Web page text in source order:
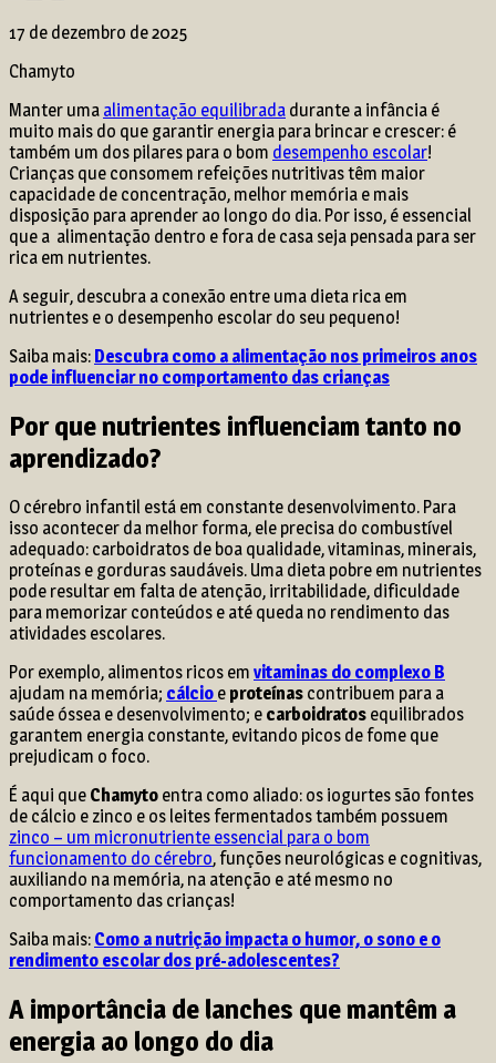
17 de dezembro de 2025
Chamyto
Manter uma alimentação equilibrada durante a infância é
muito mais do que garantir energia para brincar e crescer: é
também um dos pilares para o bom desempenho escolar!
Crianças que consomem refeições nutritivas têm maior
capacidade de concentração, melhor memória e mais
disposição para aprender ao longo do dia. Por isso, é essencial
que a alimentação dentro e fora de casa seja pensada para ser
rica em nutrientes.
A seguir, descubra a conexão entre uma dieta rica em
nutrientes e o desempenho escolar do seu pequeno!
Saiba mais: Descubra como a alimentação nos primeiros anos
pode influenciar no comportamento das crianças
Por que nutrientes influenciam tanto no
aprendizado?
O cérebro infantil está em constante desenvolvimento. Para
isso acontecer da melhor forma, ele precisa do combustível
adequado: carboidratos de boa qualidade, vitaminas, minerais,
proteínas e gorduras saudáveis. Uma dieta pobre em nutrientes
pode resultar em falta de atenção, irritabilidade, dificuldade
para memorizar conteúdos e até queda no rendimento das
atividades escolares.
Por exemplo, alimentos ricos em vitaminas do complexo B
ajudam na memória; cálcio e proteínas contribuem para a
saúde óssea e desenvolvimento; e carboidratos equilibrados
garantem energia constante, evitando picos de fome que
prejudicam o foco.
É aqui que Chamyto entra como aliado: os iogurtes são fontes
de cálcio e zinco e os leites fermentados também possuem
zinco – um micronutriente essencial para o bom
funcionamento do cérebro, funções neurológicas e cognitivas,
auxiliando na memória, na atenção e até mesmo no
comportamento das crianças!
Saiba mais: Como a nutrição impacta o humor, o sono e o
rendimento escolar dos pré-adolescentes?
A importância de lanches que mantêm a
energia ao longo do dia